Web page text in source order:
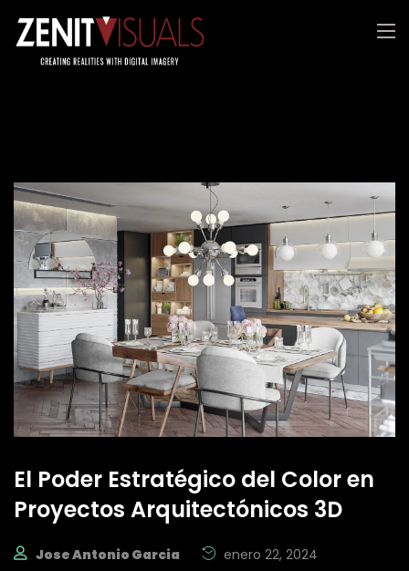
El Poder Estratégico del Color en
Proyectos Arquitectónicos 3D
Jose Antonio Garcia enero 22, 2024